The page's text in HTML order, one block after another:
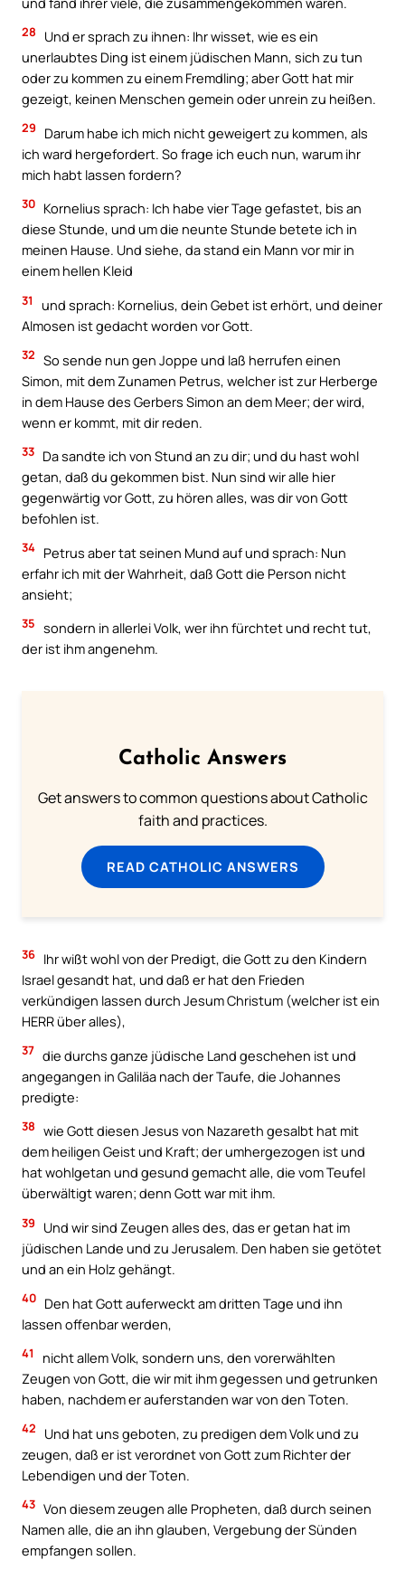
28
Und er sprach zu ihnen: Ihr wisset, wie es ein
unerlaubtes Ding ist einem jüdischen Mann, sich zu tun
oder zu kommen zu einem Fremdling; aber Gott hat mir
gezeigt, keinen Menschen gemein oder unrein zu heißen.
29
Darum habe ich mich nicht geweigert zu kommen, als
ich ward hergefordert. So frage ich euch nun, warum ihr
mich habt lassen fordern?
30 Kornelius sprach: Ich habe vier Tage gefastet, bis an
diese Stunde, und um die neunte Stunde betete ich in
meinen Hause. Und siehe, da stand ein Mann vor mir in
einem hellen Kleid
31
und sprach: Kornelius, dein Gebet ist erhört, und deiner
Almosen ist gedacht worden vor Gott.
32 So sende nun gen Joppe und laß herrufen einen
Simon, mit dem Zunamen Petrus, welcher ist zur Herberge
in dem Hause des Gerbers Simon an dem Meer; der wird,
wenn er kommt, mit dir reden.
33 Da sandte ich von Stund an zu dir; und du hast wohl
getan, daß du gekommen bist. Nun sind wir alle hier
gegenwärtig vor Gott, zu hören alles, was dir von Gott
befohlen ist.
34 Petrus aber tat seinen Mund auf und sprach: Nun
erfahr ich mit der Wahrheit, daß Gott die Person nicht
ansieht;
35 sondern in allerlei Volk, wer ihn fürchtet und recht tut,
der ist ihm angenehm.
Catholic Answers
Get answers to common questions about Catholic
faith and practices.
READ CATHOLIC ANSWERS
36 Ihr wißt wohl von der Predigt, die Gott zu den Kindern
Israel gesandt hat, und daß er hat den Frieden
verkündigen lassen durch Jesum Christum (welcher ist ein
HERR über alles),
37 die durchs ganze jüdische Land geschehen ist und
angegangen in Galiläa nach der Taufe, die Johannes
predigte:
38 wie Gott diesen Jesus von Nazareth gesalbt hat mit
dem heiligen Geist und Kraft; der umhergezogen ist und
hat wohlgetan und gesund gemacht alle, die vom Teufel
überwältigt waren; denn Gott war mit ihm.
39
Und wir sind Zeugen alles des, das er getan hat im
jüdischen Lande und zu Jerusalem. Den haben sie getötet
und an ein Holz gehängt.
40 Den hat Gott auferweckt am dritten Tage und ihn
lassen offenbar werden,
41
nicht allem Volk, sondern uns, den vorerwählten
Zeugen von Gott, die wir mit ihm gegessen und getrunken
haben, nachdem er auferstanden war von den Toten.
42
Und hat uns geboten, zu predigen dem Volk und zu
zeugen, daß er ist verordnet von Gott zum Richter der
Lebendigen und der Toten.
43 Von diesem zeugen alle Propheten, daß durch seinen
Namen alle, die an ihn glauben, Vergebung der Sünden
empfangen sollen.